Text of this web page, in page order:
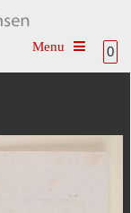
0
Toggle